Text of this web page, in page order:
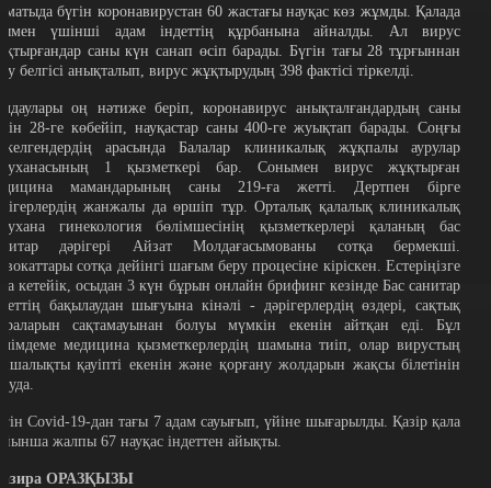
бүгін коронавирустан 60 жастағы науқас көз жұмды. Қалада
үшінші адам індеттің құрбанына айналды. Ал вирус
саны күн санап өсіп барады. Бүгін тағы 28 тұрғыннан
белгісі анықталып, вирус жұқтырудың 398 фактісі тіркелді.
оң нәтиже беріп, коронавирус анықталғандардың саны
28-ге көбейіп, науқастар саны 400-ге жуықтап барады. Соңғы
арасында Балалар клиникалық жұқпалы аурулар
1 қызметкері бар. Сонымен вирус жұқтырған
мамандарының саны 219-ға жетті. Дертпен бірге
жанжалы да өршіп тұр. Орталық қалалық клиникалық
гинекология бөлімшесінің қызметкерлері қаланың бас
дәрігері Айзат Молдағасымованы сотқа бермекші.
сотқа дейінгі шағым беру процесіне кіріскен. Естеріңізге
кетейік, осыдан 3 күн бұрын онлайн брифинг кезінде Бас санитар
бақылаудан шығуына кінәлі - дәрігерлердің өздері, сақтық
сақтамауынан болуы мүмкін екенін айтқан еді. Бұл
медицина қызметкерлердің шамына тиіп, олар вирустың
қауіпті екенін және қорғану жолдарын жақсы білетінін
Covid-19-дан тағы 7 адам сауығып, үйіне шығарылды. Қазір қала
жалпы 67 науқас індеттен айықты.
ОРАЗҚЫЗЫ